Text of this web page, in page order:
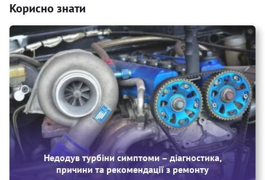
Корисно знати
Недодув турбіни симптоми – діагностика,
причини та рекомендації з ремонту